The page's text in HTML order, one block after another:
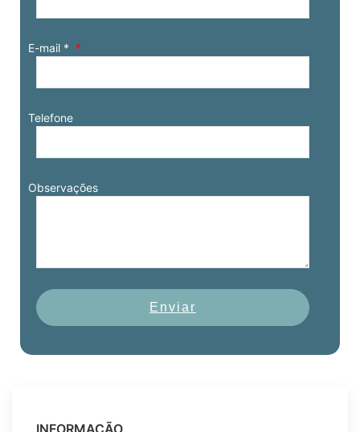
E-mail *
Telefone
Observações
Enviar